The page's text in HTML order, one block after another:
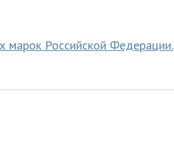
марок Российской Федерации.